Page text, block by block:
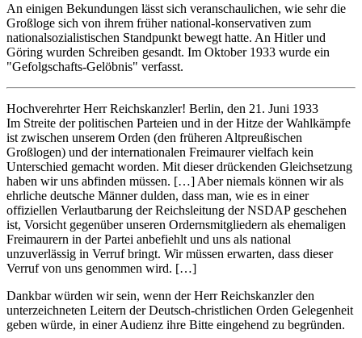
An einigen Bekundungen lässt sich veranschaulichen, wie sehr die
Großloge sich von ihrem früher national-konservativen zum
nationalsozialistischen Standpunkt bewegt hatte. An Hitler und
Göring wurden Schreiben gesandt. Im Oktober 1933 wurde ein
"Gefolgschafts-Gelöbnis" verfasst.
Hochverehrter Herr Reichskanzler! Berlin, den 21. Juni 1933
Im Streite der politischen Parteien und in der Hitze der Wahlkämpfe
ist zwischen unserem Orden (den früheren Altpreußischen
Großlogen) und der internationalen Freimaurer vielfach kein
Unterschied gemacht worden. Mit dieser drückenden Gleichsetzung
haben wir uns abfinden müssen. […] Aber niemals können wir als
ehrliche deutsche Männer dulden, dass man, wie es in einer
offiziellen Verlautbarung der Reichsleitung der NSDAP geschehen
ist, Vorsicht gegenüber unseren Ordernsmitgliedern als ehemaligen
Freimaurern in der Partei anbefiehlt und uns als national
unzuverlässig in Verruf bringt. Wir müssen erwarten, dass dieser
Verruf von uns genommen wird. […]
Dankbar würden wir sein, wenn der Herr Reichskanzler den
unterzeichneten Leitern der Deutsch-christlichen Orden Gelegenheit
geben würde, in einer Audienz ihre Bitte eingehend zu begründen.